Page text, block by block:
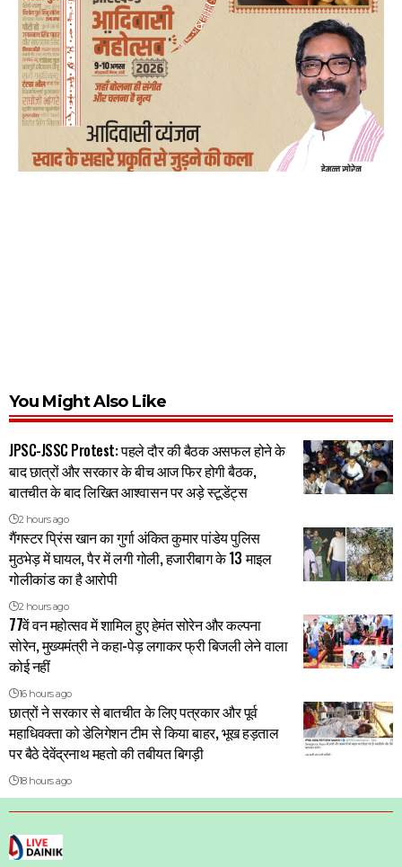
You Might Also Like
JPSC-JSSC Protest: पहले दौर की बैठक असफल होने के
बाद छात्रों और सरकार के बीच आज फिर होगी बैठक,
बातचीत के बाद लिखित आश्वासन पर अड़े स्टूडेंट्स
2 hours ago
गैंगस्टर प्रिंस खान का गुर्गा अंकित कुमार पांडेय पुलिस
मुठभेड़ में घायल, पैर में लगी गोली, हजारीबाग के 13 माइल
गोलीकांड का है आरोपी
2 hours ago
77वें वन महोत्सव में शामिल हुए हेमंत सोरेन और कल्पना
सोरेन, मुख्यमंत्री ने कहा-पेड़ लगाकर फ्री बिजली लेने वाला
कोई नहीं
16 hours ago
छात्रों ने सरकार से बातचीत के लिए पत्रकार और पूर्व
महाधिवक्ता को डेलिगेशन टीम से किया बाहर, भूख हड़ताल
पर बैठे देवेंद्रनाथ महतो की तबीयत बिगड़ी
18 hours ago